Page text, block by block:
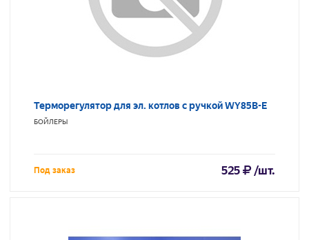
Терморегулятор для эл. котлов с ручкой WY85B-E
БОЙЛЕРЫ
Под заказ 525 /шт.